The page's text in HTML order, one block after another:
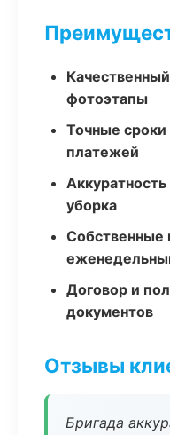
фотоэтапы
Точные сроки
платежей
уборка
Собственные
Договор и
документов
Отзывы
Бригада